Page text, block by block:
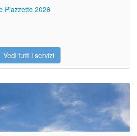
Piazzette 2026
Vedi tutti i servizi